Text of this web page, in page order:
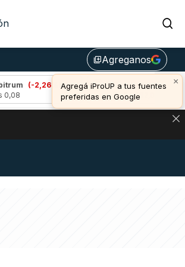
library_addAgreganos
×
Agregá iProUP a tus fuentes
preferidas en Google
Bitcoin (-0,21%)
u$s 64.382,00
SEÑAL DEFINE LOS PRECIOS DE